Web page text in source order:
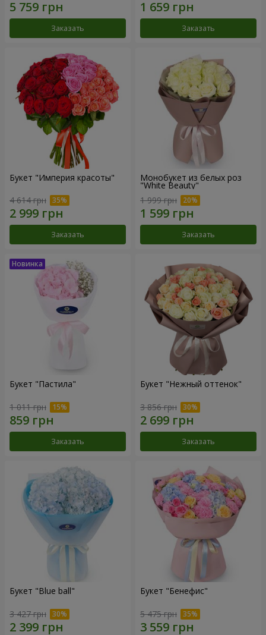
Заказать Заказать
Букет "Империя красоты"
4 614 грн
Заказать
Монобукет из белых роз
"White Beauty"
1 999 грн
Заказать
Букет "Пастила"
1 011 грн
Заказать
Букет "Нежный оттенок"
3 856 грн
Заказать
Букет "Blue ball"
3 427 грн
Букет "Бенефис"
5 475 грн